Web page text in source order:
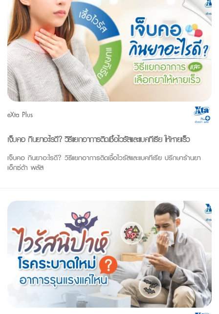
eXta Plus
เจ็บคอ กินยาอะไรดี? วิธีแยกอาการติดเชื้อไวรัสและแบคทีเรีย ให้หายเร็ว
เจ็บคอ กินยาอะไรดี? วิธีแยกอาการติดเชื้อไวรัสและแบคทีเรีย ปรึกษาร้านยา
เอ็กซ์ต้า พลัส